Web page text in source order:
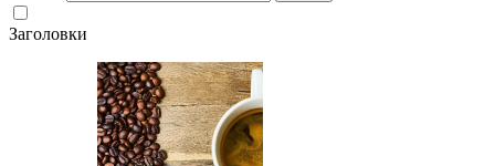
Заголовки